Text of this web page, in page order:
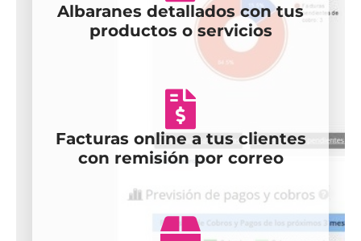
Albaranes detallados con tus
productos o servicios
Facturas online a tus clientes
con remisión por correo